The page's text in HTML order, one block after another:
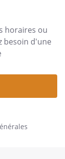
horaires ou
besoin d'une